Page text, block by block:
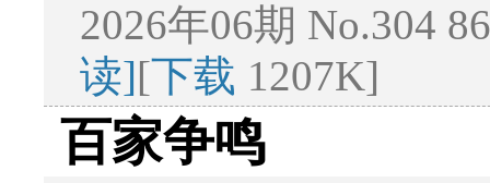
2026年06期 No.304
读][下载 1207K]
百家争鸣